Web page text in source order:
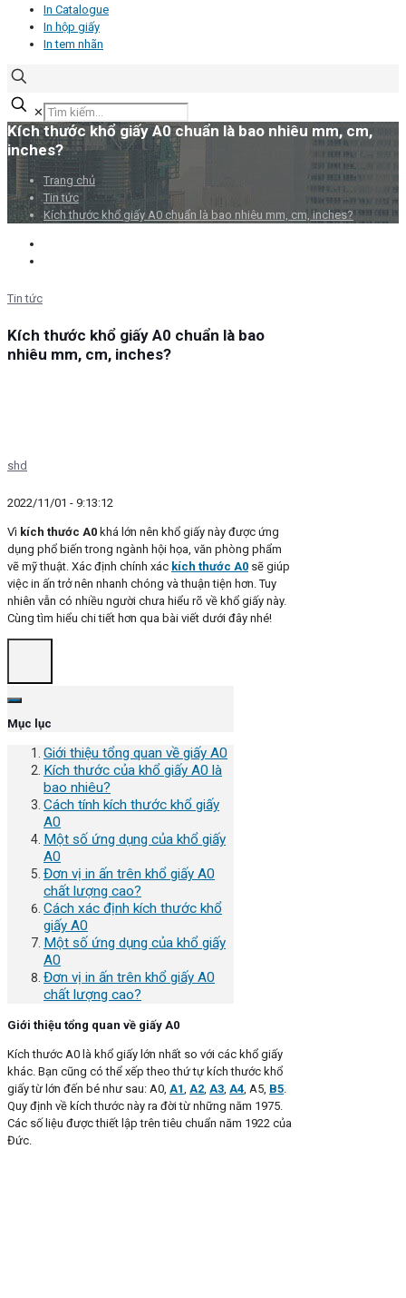
In Catalogue
In hộp giấy
In tem nhãn
✕
Kích thước khổ giấy A0 chuẩn là bao nhiêu mm, cm,
inches?
Trang chủ
Tin tức
Kích thước khổ giấy A0 chuẩn là bao nhiêu mm, cm, inches?
Tin tức
Kích thước khổ giấy A0 chuẩn là bao
nhiêu mm, cm, inches?
shd
2022/11/01 - 9:13:12
Vì kích thước A0 khá lớn nên khổ giấy này được ứng
dụng phổ biến trong ngành hội họa, văn phòng phẩm
vẽ mỹ thuật. Xác định chính xác kích thước A0 sẽ giúp
việc in ấn trở nên nhanh chóng và thuận tiện hơn. Tuy
nhiên vẫn có nhiều người chưa hiểu rõ về khổ giấy này.
Cùng tìm hiểu chi tiết hơn qua bài viết dưới đây nhé!
Mục lục
Giới thiệu tổng quan về giấy A0
Kích thước của khổ giấy A0 là
bao nhiêu?
Cách tính kích thước khổ giấy
A0
Một số ứng dụng của khổ giấy
A0
Đơn vị in ấn trên khổ giấy A0
chất lượng cao?
Cách xác định kích thước khổ
giấy A0
Một số ứng dụng của khổ giấy
A0
Đơn vị in ấn trên khổ giấy A0
chất lượng cao?
Giới thiệu tổng quan về giấy A0
Kích thước A0 là khổ giấy lớn nhất so với các khổ giấy
khác. Bạn cũng có thể xếp theo thứ tự kích thước khổ
giấy từ lớn đến bé như sau: A0, A1, A2, A3, A4, A5, B5.
Quy định về kích thước này ra đời từ những năm 1975.
Các số liệu được thiết lập trên tiêu chuẩn năm 1922 của
Đức.